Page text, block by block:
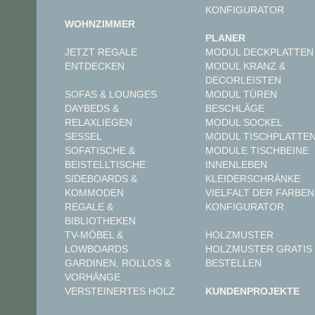
WOHNZIMMER
JETZT REGALE
ENTDECKEN
SOFAS & LOUNGES
DAYBEDS &
RELAXLIEGEN
SESSEL
SOFATISCHE &
BEISTELLTISCHE
SIDEBOARDS &
KOMMODEN
REGALE &
BIBLIOTHEKEN
TV-MÖBEL &
LOWBOARDS
GARDINEN, ROLLOS &
VORHÄNGE
VERSTEINERTES HOLZ
KONFIGURATOR
PLANER
MODUL DECKPLATTEN
MODUL KRANZ &
DECORLEISTEN
MODUL TÜREN
BESCHLÄGE
MODUL SOCKEL
MODUL
MODULE TISCHBEINE
INNENLEBEN
KLEIDERSCHRÄNKE
VIELFALT DER FARBEN
KONFIGURATOR
HOLZMUSTER
HOLZMUSTER GRATIS
BESTELLEN
KUNDENPROJEKTE